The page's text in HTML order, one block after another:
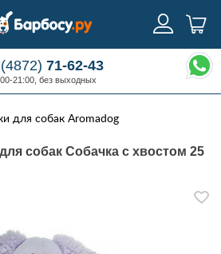
71-62-43
21:00, без выходных
для собак Aromadog
собак Собачка с хвостом 25